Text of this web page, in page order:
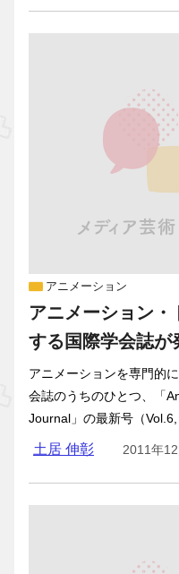
アニメーション
アニメーション
する国際学会誌が
アニメーションを専門的
会誌のうちのひとつ、「
Journal」の最新号（Vol.6,
土居 伸彰 2011年